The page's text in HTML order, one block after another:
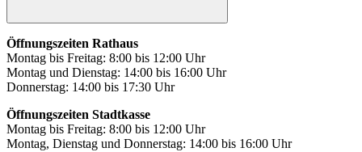
Öffnungszeiten Rathaus
Montag bis Freitag: 8:00 bis 12:00 Uhr
Montag und Dienstag: 14:00 bis 16:00 Uhr
Donnerstag: 14:00 bis 17:30 Uhr
Öffnungszeiten Stadtkasse
Montag bis Freitag: 8:00 bis 12:00 Uhr
Montag, Dienstag und Donnerstag: 14:00 bis 16:00 Uhr